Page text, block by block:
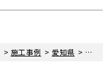
> 施工事例 > 愛知県 > みよし